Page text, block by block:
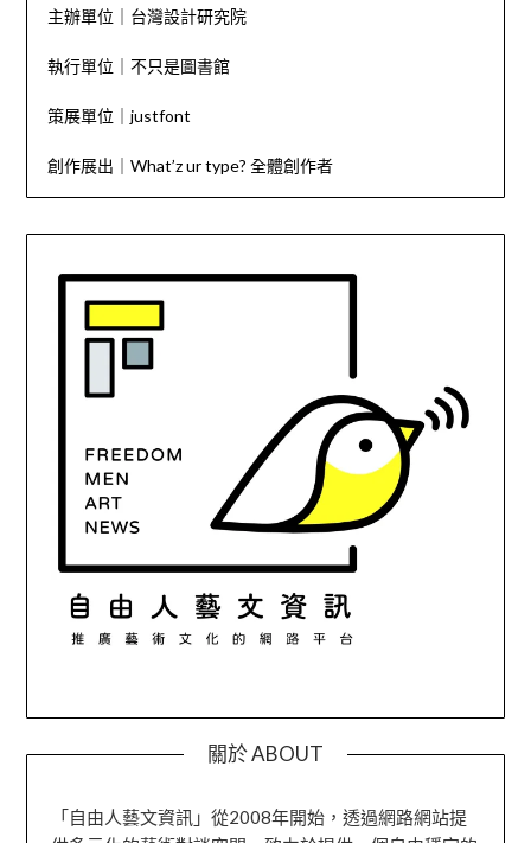
主辦單位｜台灣設計研究院
執行單位｜不只是圖書館
策展單位｜justfont
創作展出｜What’z ur type? 全體創作者
關於 ABOUT
「自由人藝文資訊」從2008年開始，透過網路網站提